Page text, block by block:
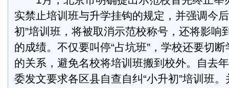
实禁止培训班与升学挂钩的规定，并强调今
初”培训班，将被取消示范校称号，还将影响
的成绩。不仅要叫停“占坑班”，学校还要切
的关系，避免名校将培训班搬到校外。自去
委发文要求各区县自查自纠“小升初”培训班